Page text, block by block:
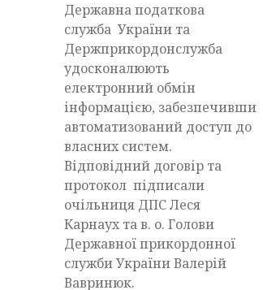
Державна податкова
служба України та
Держприкордонслужба
удосконалюють
електронний обмін
інформацією, забезпечивши
автоматизований доступ до
власних систем.
Відповідний договір та
протокол підписали
очільниця ДПС Леся
Карнаух та в. о. Голови
Державної прикордонної
служби України Валерій
Вавринюк.